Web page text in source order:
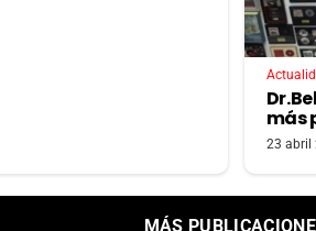
más
23 abril
MÁS